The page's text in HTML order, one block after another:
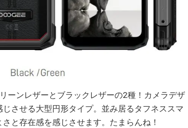
ーンレザーとブラックレザーの2種！カメラデザ
させる大型円形タイプ。並み居るタフネススマ
と存在感を感じさせます。たまらんね！